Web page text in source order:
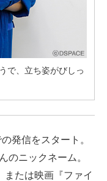
で、立ち姿がびしっ
発信をスタート。
のニックネーム。
または映画『ファイ